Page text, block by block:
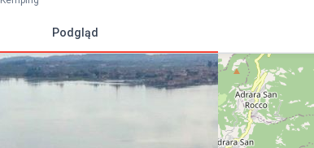
Podgląd